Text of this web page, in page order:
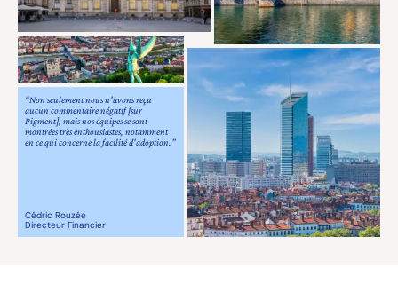
“Non seulement nous n'avons reçu
aucun commentaire négatif [sur
Pigment], mais nos équipes se sont
montrées très enthousiastes, notamment
en ce qui concerne la facilité d'adoption.”
Cédric Rouzée
Directeur Financier